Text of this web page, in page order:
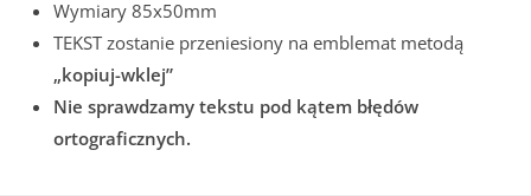
Wymiary 85x50mm
TEKST zostanie przeniesiony na emblemat metodą
„kopiuj-wklej”
Nie sprawdzamy tekstu pod kątem błędów
ortograficznych.